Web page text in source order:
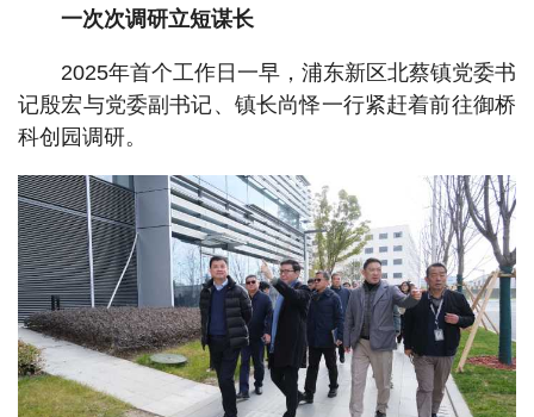
一次次调研立短谋长
2025年首个工作日一早，浦东新区北蔡镇党委书
记殷宏与党委副书记、镇长尚怿一行紧赶着前往御桥
科创园调研。